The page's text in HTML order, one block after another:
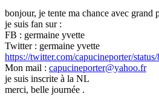
bonjour, je tente ma chance avec grand
je suis fan sur :
FB : germaine yvette
Twitter : germaine yvette
https://twitter.com/capucineporter/
Mon mail : capucineporter@yahoo.fr
je suis inscrite à la NL
merci, belle journée .